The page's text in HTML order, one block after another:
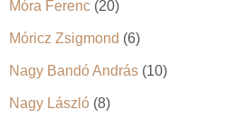
Móra Ferenc (20)
Móricz Zsigmond (6)
Nagy Bandó András (10)
Nagy László (8)